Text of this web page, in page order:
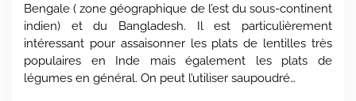
Bengale ( zone géographique de l’est du sous-continent
indien) et du Bangladesh. Il est particulièrement
intéressant pour assaisonner les plats de lentilles très
populaires en Inde mais également les plats de
légumes en général. On peut l’utiliser saupoudré…